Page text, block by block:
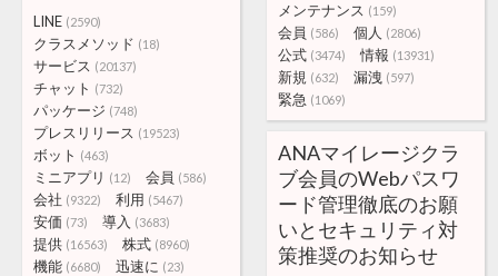
LINE (2590)
クラスメソッド (18)
サービス (20137)
チャット (732)
パッケージ (748)
プレスリリース (19523)
ボット (463)
ミニアプリ (12) 会員 (586)
会社 (9322) 利用 (5467)
安価 (73) 導入 (3683)
提供 (16563) 株式 (8960)
機能 (6680) 迅速に (23)
メンテナンス (159)
会員 (586) 個人 (2806)
公式 (3474) 情報 (13931)
新規 (632) 漏洩 (597)
緊急 (1069)
ANAマイレージクラ
ブ会員のWebパスワ
ード管理徹底のお願
いとセキュリティ対
策推奨のお知らせ